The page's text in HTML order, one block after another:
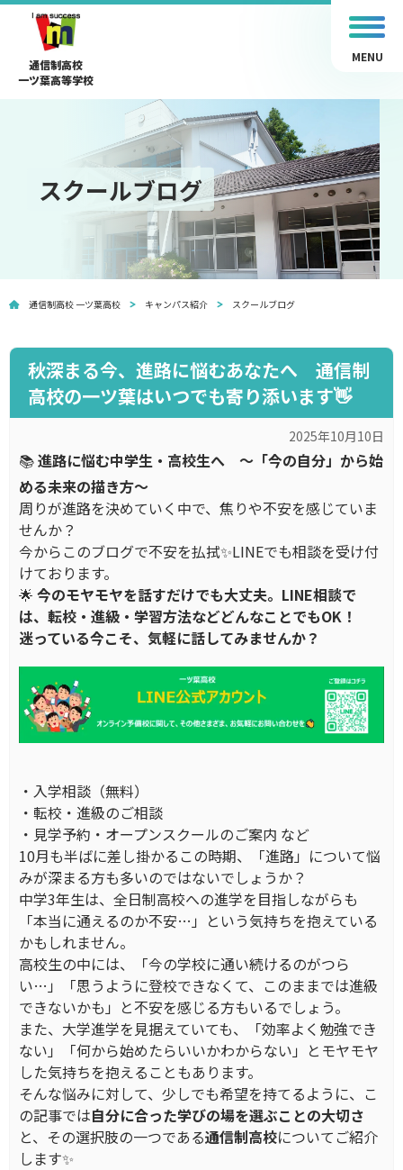
通信制高校
一ツ葉高等学校
MENU
スクールブログ
通信制高校 一ツ葉高校 キャンパス紹介 スクールブログ
秋深まる今、進路に悩むあなたへ 通信制
高校の一ツ葉はいつでも寄り添います👋
2025年10月10日
📚進路に悩む中学生・高校生へ ～「今の自分」から始
める未来の描き方～
周りが進路を決めていく中で、焦りや不安を感じていま
せんか？
今からこのブログで不安を払拭✨LINEでも相談を受け付
けております。
🌟 今のモヤモヤを話すだけでも大丈夫。LINE相談で
は、転校・進級・学習方法などどんなことでもOK！
迷っている今こそ、気軽に話してみませんか？
・入学相談（無料）
・転校・進級のご相談
・見学予約・オープンスクールのご案内 など
10月も半ばに差し掛かるこの時期、「進路」について悩
みが深まる方も多いのではないでしょうか？
中学3年生は、全日制高校への進学を目指しながらも
「本当に通えるのか不安…」という気持ちを抱えている
かもしれません。
高校生の中には、「今の学校に通い続けるのがつら
い…」「思うように登校できなくて、このままでは進級
できないかも」と不安を感じる方もいるでしょう。
また、大学進学を見据えていても、「効率よく勉強でき
ない」「何から始めたらいいかわからない」とモヤモヤ
した気持ちを抱えることもあります。
そんな悩みに対して、少しでも希望を持てるように、こ
の記事では自分に合った学びの場を選ぶことの大切さ
と、その選択肢の一つである通信制高校についてご紹介
します✨